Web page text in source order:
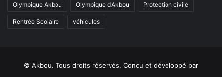
Olympique Akbou Olympique d'Akbou Protection civile
Rentrée Scolaire véhicules
© Akbou. Tous droits réservés. Conçu et développé par